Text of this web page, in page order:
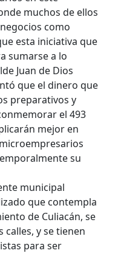
muchos de ellos
como
esta iniciativa que
sumarse a lo
Juan de Dios
que el dinero que
preparativos y
el 493
mejor en
su
municipal
que contempla
de Culiacán, se
calles, y se tienen
para ser